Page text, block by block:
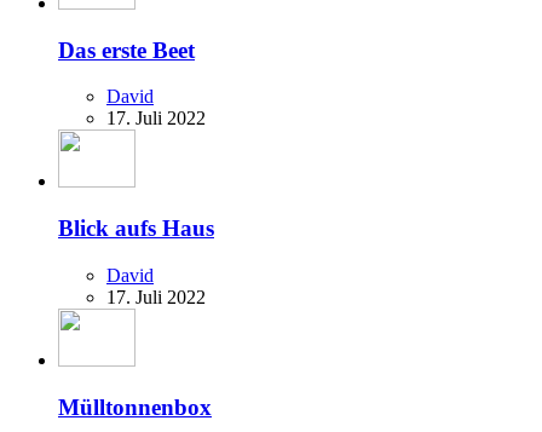
Das erste Beet
David
17. Juli 2022
Blick aufs Haus
David
17. Juli 2022
Mülltonnenbox